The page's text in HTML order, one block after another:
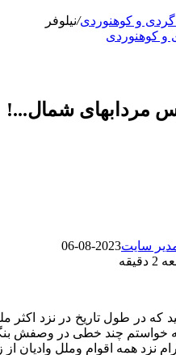
و کوهنوردی/نیلوفر
کوهنوردی
مردابهای شمال...!
سایت2023-08-06
که در طول تاریخ در نزد
چند خطی در وصفش